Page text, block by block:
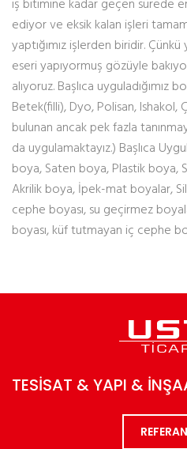
iş bitimine kadar geçen sürede
ediyor ve eksik kalan işleri
yaptığımız işlerden biridir. Çünkü
eseri yapıyormuş gözüyle
alıyoruz. Başlıca uyguladığımız
Betek(filli), Dyo, Polisan, Ishakol,
bulunan ancak pek fazla
da uygulamaktayız.) Başlıca
boya, Saten boya, Plastik boya,
Akrilik boya, İpek-mat boyalar,
cephe boyası, su geçirmez
boyası, küf tutmayan iç cephe
TESİSAT & YAPI &